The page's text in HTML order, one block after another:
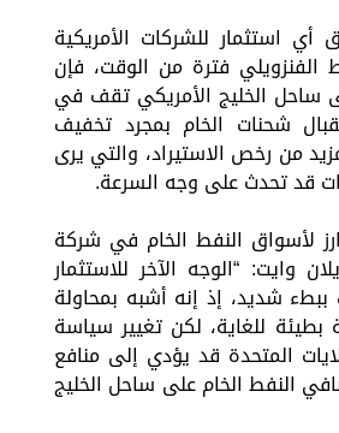
أي استثمار للشركات الأمريكية
الفنزويلي فترة من الوقت، فإن
ساحل الخليج الأمريكي تقف في
شحنات الخام بمجرد تخفيف
من رخص الاستيراد، والتي يرى
قد تحدث على وجه السرعة.
لأسواق النفط الخام في شركة
وايت: “الوجه الآخر للاستثمار
شديد، إذ إنه أشبه بمحاولة
بطيئة للغاية، لكن تغيير سياسة
المتحدة قد يؤدي إلى منافع
النفط الخام على ساحل الخليج